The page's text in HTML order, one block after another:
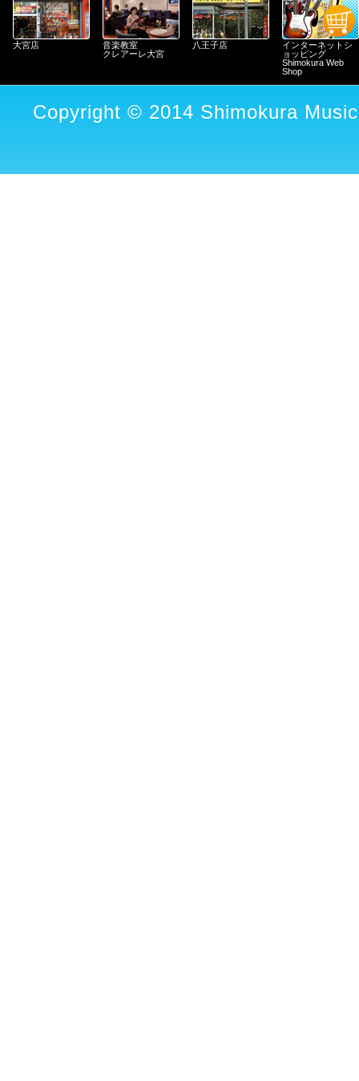
大宮店
音楽教室
クレアーレ大宮
八王子店
インターネットシ
ョッピング
Shimokura Web
Shop
Copyright © 2014 Shimokura